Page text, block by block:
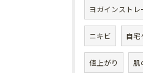
ヨガインストレ
ニキビ 自宅
値上がり 肌